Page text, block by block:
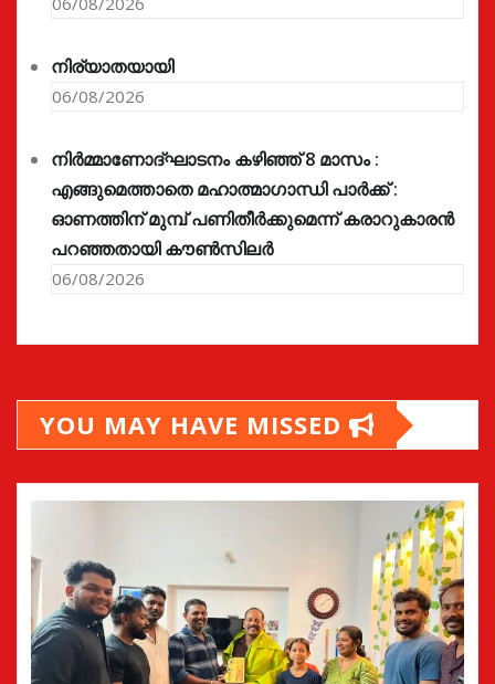
നിര്യാതയായി
06/08/2026
നിർമ്മാണോദ്ഘാടനം കഴിഞ്ഞ് 8 മാസം :
എങ്ങുമെത്താതെ മഹാത്മാഗാന്ധി പാർക്ക് :
ഓണത്തിന് മുമ്പ് പണിതീർക്കുമെന്ന് കരാറുകാരൻ
പറഞ്ഞതായി കൗൺസിലർ
06/08/2026
YOU MAY HAVE MISSED